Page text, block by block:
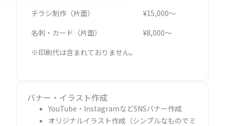
チラシ制作（片面）
¥15,000〜
名刺・カード（片面）
¥8,000〜
※印刷代は含まれておりません。
バナー・イラスト作成
YouTube・InstagramなどSNSバナー作成
オリジナルイラスト作成（シンプルなものでミ